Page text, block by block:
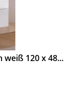
weiß 120 x 48...